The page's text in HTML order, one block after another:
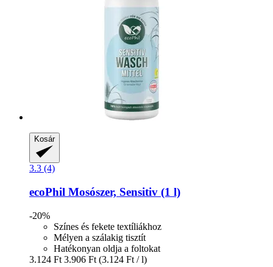
Kosár
3.3 (4)
ecoPhil Mosószer, Sensitiv (1 l)
-20%
Színes és fekete textíliákhoz
Mélyen a szálakig tisztít
Hatékonyan oldja a foltokat
3.124 Ft 3.906 Ft (3.124 Ft / l)